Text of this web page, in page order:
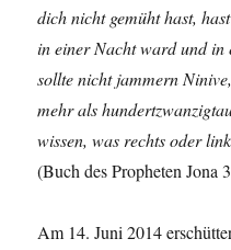
dich nicht gemüht hast,
in einer Nacht ward und
sollte nicht jammern
mehr als
wissen, was rechts oder
(Buch des Propheten Jona
Am 14. Juni 2014